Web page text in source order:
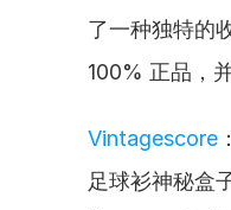
了一种独特的
100% 正品，
Vintagescore
足球衫神秘盒